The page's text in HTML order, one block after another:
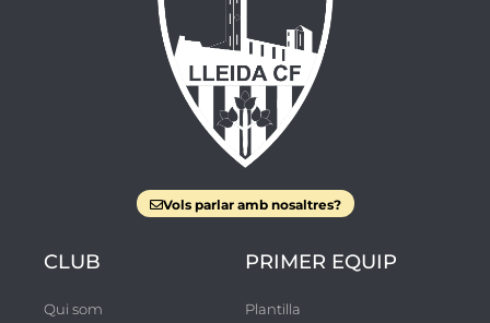
Vols parlar amb nosaltres?
CLUB
Qui som
PRIMER EQUIP
Plantilla